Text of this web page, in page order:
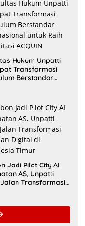
Hukum Unpatti
Transformasi
Berstandar
Jadi Pilot City AI
AS, Unpatti
Transformasi